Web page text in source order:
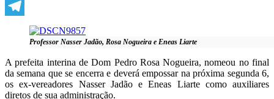
WhatsApp
Telegram
Professor Nasser Jadão, Rosa Nogueira e Eneas Liarte
A prefeita interina de Dom Pedro Rosa Nogueira, nomeou no final
da semana que se encerra e deverá empossar na próxima segunda 6,
os ex-vereadores Nasser Jadão e Eneas Liarte como auxiliares
diretos de sua administração.